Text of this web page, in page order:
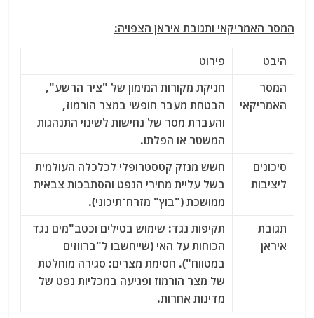
המסר האמריקאי ותגובת איראן הצפויה:
היבט
פירוט
המסר
האמריקאי
חניקת מקורות המימון של "ציר הרשע",
הבטחת מעבר חופשי במצר הורמוז,
והעברת מסר של נחישות לשינוי התנהגות
המשטר או הפלתו.
סיכונים
ליציבות
חשש מנזק קטסטרופלי לכלכלה העולמית
בשל עליית מחירי הנפט והסתבכות צבאית
ממושכת ("בוץ" מזרח־תיכוני).
תגובת
איראן
תקיפות נגד: שימוש בטילים וכטב"מים נגד
הכוחות על האי (שייחשבו ל"ברווזים
במטווח"). חסימת מצרים: סגירה מוחלטת
של מצר הורמוז ופגיעה במכליות נפט של
מדינות אחרות.